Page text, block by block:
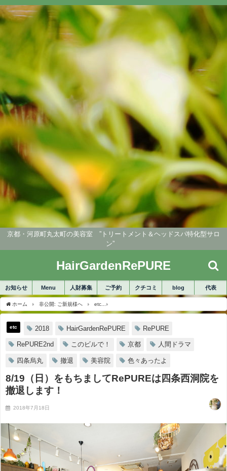
京都・河原町丸太町の美容室 ”トリートメント＆ヘッドスパ特化型サロ
ン”
HairGardenRePURE
お知らせ Menu 人財募集 ご予約 クチコミ blog 代表
ホーム 非公開: ご新規様へ etc
etc 2018 HairGardenRePURE RePURE
RePURE2nd このビルで！ 京都 人間ドラマ
四条烏丸 撤退 美容院 色々あったよ
8/19（日）をもちましてRePUREは四条西洞院を
撤退します！
2018年7月18日